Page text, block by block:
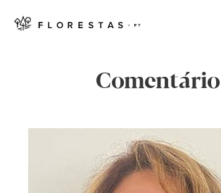
Comentário